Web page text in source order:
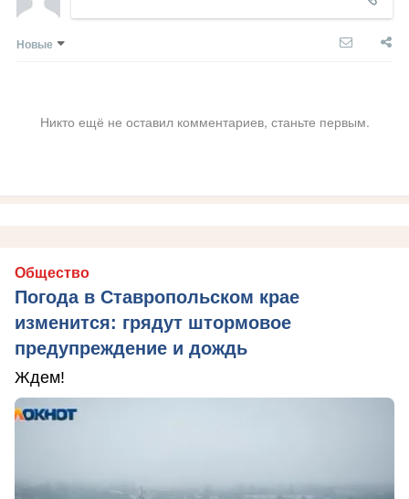
Новые
Никто ещё не оставил комментариев, станьте первым.
Общество
Погода в Ставропольском крае
изменится: грядут штормовое
предупреждение и дождь
Ждем!